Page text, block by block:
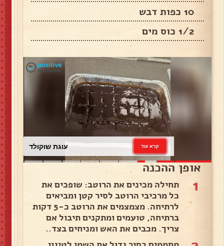
10 כפות דבש
1/2 כוס מים
עוגת שוקולד קרא עוד
אופן ההכנה
1
תחילה מכינים את הרוטב: שופכים את
כל מרכיבי הרוטב לסיר קטן ומביאים
לרתיחה. מצמצמים את הרוטב כ-5 דקות
ברתיחה, טועמים ומתקנים תיבול אם
צריך. מכבים את האש ומניחים בצד..